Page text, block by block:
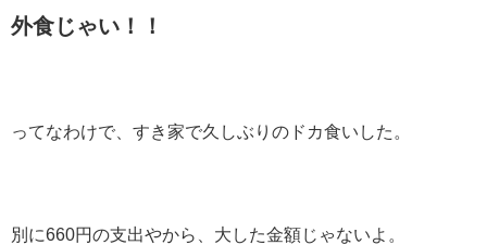
外食じゃい！！
ってなわけで、すき家で久しぶりのドカ食いした。
別に660円の支出やから、大した金額じゃないよ。